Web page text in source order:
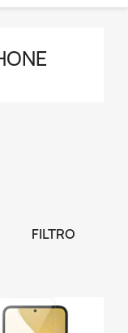
FILTRO